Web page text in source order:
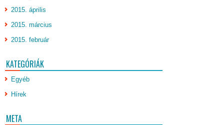
2015. április
2015. március
2015. február
KATEGÓRIÁK
Egyéb
Hírek
META